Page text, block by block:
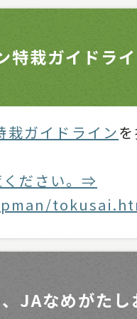
特栽ガイドラ
栽ガイドライン
ください。⇒
JAなめがたし